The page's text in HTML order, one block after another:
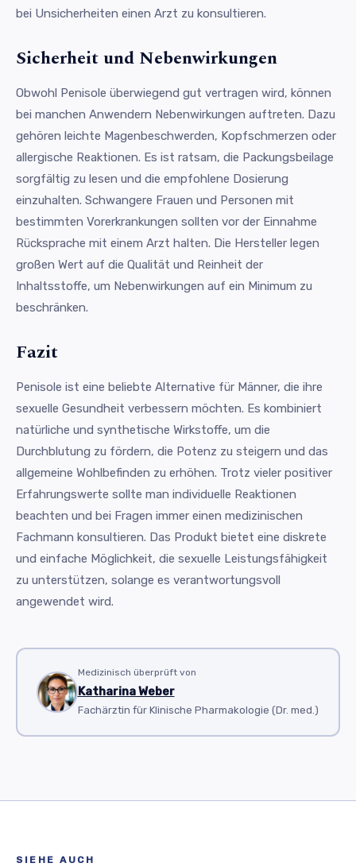
bei Unsicherheiten einen Arzt zu konsultieren.
Sicherheit und Nebenwirkungen
Obwohl Penisole überwiegend gut vertragen wird, können
bei manchen Anwendern Nebenwirkungen auftreten. Dazu
gehören leichte Magenbeschwerden, Kopfschmerzen oder
allergische Reaktionen. Es ist ratsam, die Packungsbeilage
sorgfältig zu lesen und die empfohlene Dosierung
einzuhalten. Schwangere Frauen und Personen mit
bestimmten Vorerkrankungen sollten vor der Einnahme
Rücksprache mit einem Arzt halten. Die Hersteller legen
großen Wert auf die Qualität und Reinheit der
Inhaltsstoffe, um Nebenwirkungen auf ein Minimum zu
beschränken.
Fazit
Penisole ist eine beliebte Alternative für Männer, die ihre
sexuelle Gesundheit verbessern möchten. Es kombiniert
natürliche und synthetische Wirkstoffe, um die
Durchblutung zu fördern, die Potenz zu steigern und das
allgemeine Wohlbefinden zu erhöhen. Trotz vieler positiver
Erfahrungswerte sollte man individuelle Reaktionen
beachten und bei Fragen immer einen medizinischen
Fachmann konsultieren. Das Produkt bietet eine diskrete
und einfache Möglichkeit, die sexuelle Leistungsfähigkeit
zu unterstützen, solange es verantwortungsvoll
angewendet wird.
Medizinisch überprüft von
Katharina Weber
Fachärztin für Klinische Pharmakologie (Dr. med.)
SIEHE AUCH